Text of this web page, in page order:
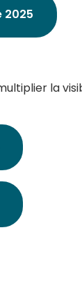
2025
la